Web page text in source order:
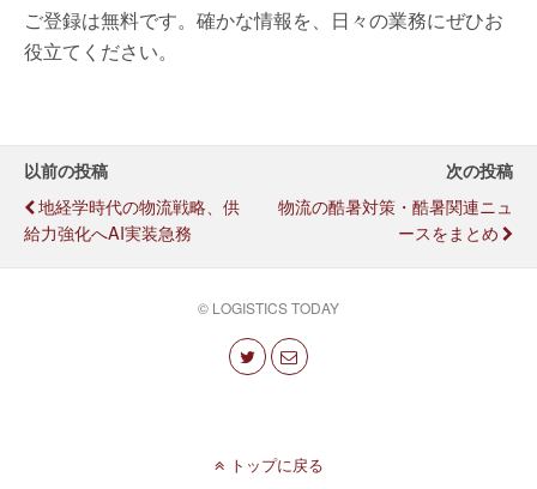
ご登録は無料です。確かな情報を、日々の業務にぜひお
役立てください。
以前の投稿
地経学時代の物流戦略、供
給力強化へAI実装急務
次の投稿
物流の酷暑対策・酷暑関連ニュ
ースをまとめ
© LOGISTICS TODAY
トップに戻る